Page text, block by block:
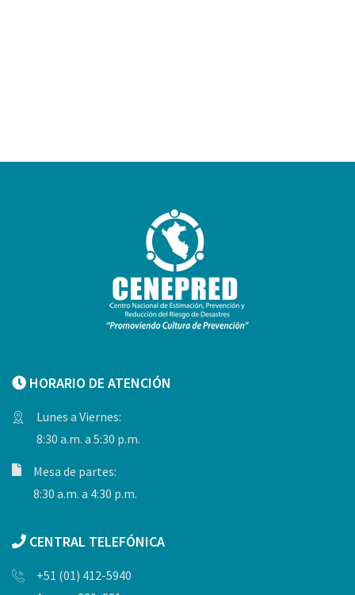
HORARIO DE ATENCIÓN
Lunes a Viernes:
8:30 a.m. a 5:30 p.m.
Mesa de partes:
8:30 a.m. a 4:30 p.m.
CENTRAL TELEFÓNICA
+51 (01) 412-5940